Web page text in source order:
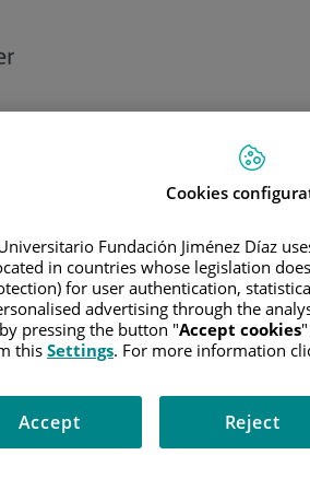
Instalaciones y
tecnología
/INFORMACIÓN Y SOPORTE AL
senos saludables y reducir su riesgo
para hacer nuevas formas de mama
para algunas mujeres con un alto
ovario
Cookies
Fundación Jiménez Díaz
in countries whose legislation
for user authentication,
advertising through the
pressing the button "Accept cookies
thisSettings. For more information
Reject
Accept